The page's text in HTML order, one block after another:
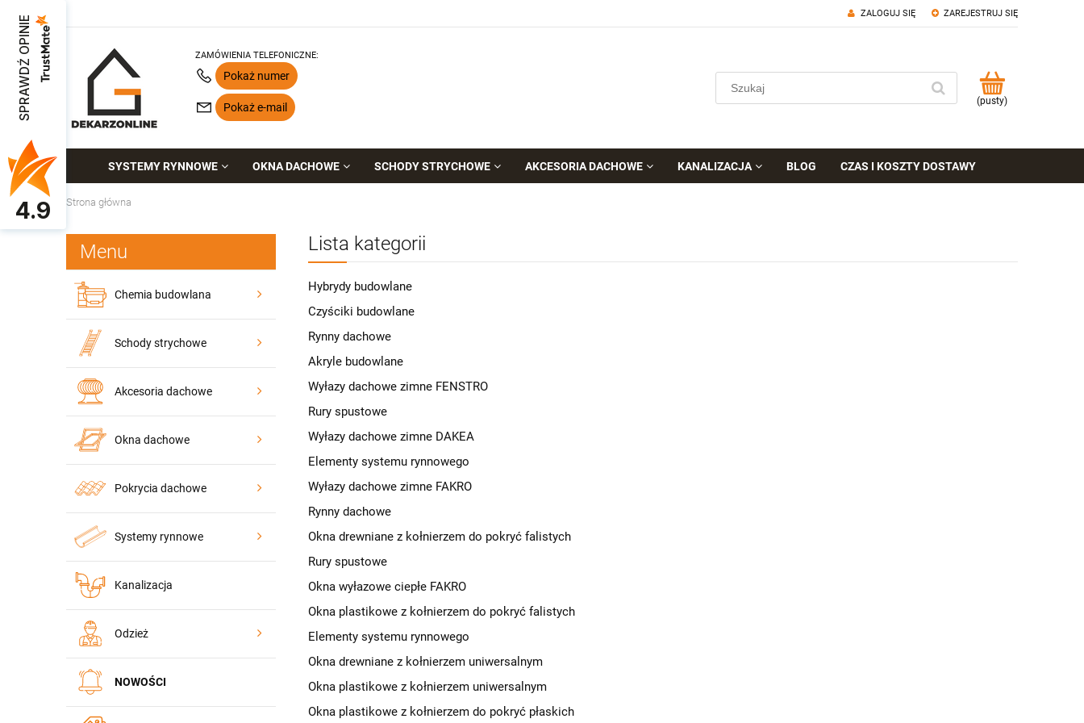
ZAREJESTRUJ SIĘ
ZALOGUJ SIĘ
ZAMÓWIENIA TELEFONICZNE:
Pokaż numer
Pokaż e-mail (pusty)
SYSTEMY RYNNOWE OKNA DACHOWE SCHODY STRYCHOWE AKCESORIA DACHOWE KANALIZACJA BLOG CZAS I KOSZTY DOSTAWY
Strona główna
Menu
Chemia budowlana
Schody strychowe
Akcesoria dachowe
Okna dachowe
Pokrycia dachowe
Systemy rynnowe
Kanalizacja
Odzież
NOWOŚCI
SPRAWDŹ OPINIE
4.9
Lista kategorii
Hybrydy budowlane
Czyściki budowlane
Rynny dachowe
Akryle budowlane
Wyłazy dachowe zimne FENSTRO
Rury spustowe
Wyłazy dachowe zimne DAKEA
Elementy systemu rynnowego
Wyłazy dachowe zimne FAKRO
Rynny dachowe
Okna drewniane z kołnierzem do pokryć falistych
Rury spustowe
Okna wyłazowe ciepłe FAKRO
Okna plastikowe z kołnierzem do pokryć falistych
Elementy systemu rynnowego
Okna drewniane z kołnierzem uniwersalnym
Okna plastikowe z kołnierzem uniwersalnym
Okna plastikowe z kołnierzem do pokryć płaskich